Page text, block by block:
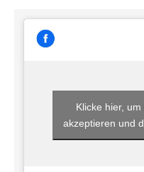
Klicke hier,
akzeptieren und